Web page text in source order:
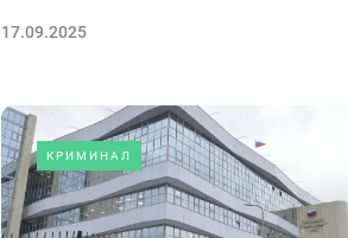
17.09.2025
КРИМИНАЛ